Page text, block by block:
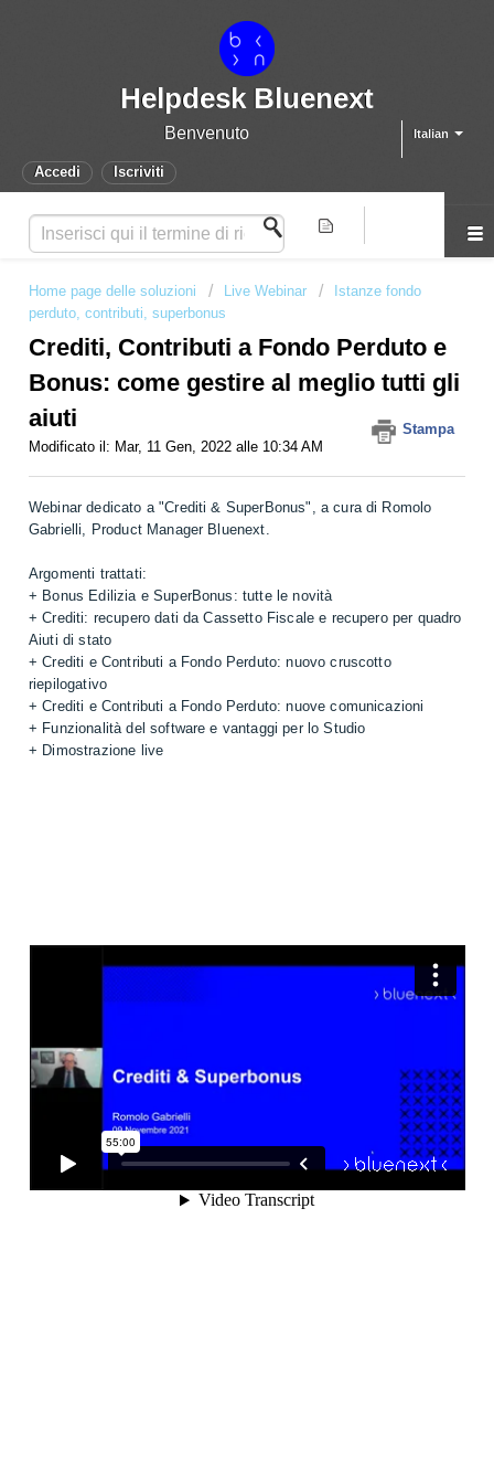
Helpdesk Bluenext
Italian
Benvenuto
Accedi Iscriviti
Home page delle soluzioni Live Webinar
Istanze fondo
perduto, contributi, superbonus
Crediti, Contributi a Fondo Perduto e
Bonus: come gestire al meglio tutti gli
aiuti
Stampa
Modificato il: Mar, 11 Gen, 2022 alle 10:34 AM
Webinar dedicato a "Crediti & SuperBonus", a cura di Romolo
Gabrielli, Product Manager Bluenext.
Argomenti trattati:
+ Bonus Edilizia e SuperBonus: tutte le novità
+ Crediti: recupero dati da Cassetto Fiscale e recupero per quadro
Aiuti di stato
+ Crediti e Contributi a Fondo Perduto: nuovo cruscotto
riepilogativo
+ Crediti e Contributi a Fondo Perduto: nuove comunicazioni
+ Funzionalità del software e vantaggi per lo Studio
+ Dimostrazione live